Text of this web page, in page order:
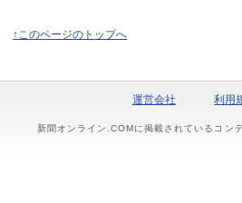
↑このページのトップへ
運営会社 利用
新聞オンライン.COMに掲載されているコン